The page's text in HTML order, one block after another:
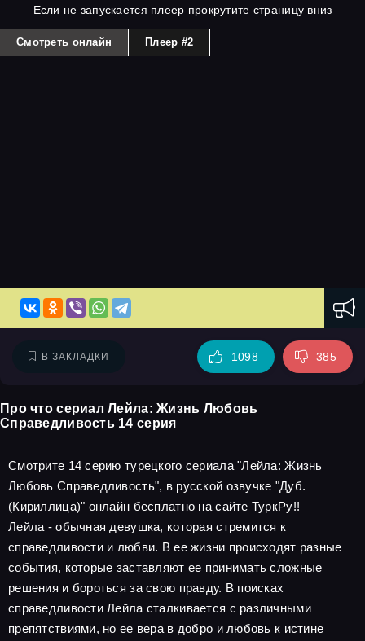
Если не запускается плеер прокрутите страницу вниз
Смотреть онлайн Плеер #2
В ЗАКЛАДКИ 1098 385
Про что сериал Лейла: Жизнь Любовь
Справедливость 14 серия
Смотрите 14 серию турецкого сериала "Лейла: Жизнь
Любовь Справедливость", в русской озвучке "Дуб.
(Кириллица)" онлайн бесплатно на сайте ТуркРу!!
Лейла - обычная девушка, которая стремится к
справедливости и любви. В ее жизни происходят разные
события, которые заставляют ее принимать сложные
решения и бороться за свою правду. В поисках
справедливости Лейла сталкивается с различными
препятствиями, но ее вера в добро и любовь к истине